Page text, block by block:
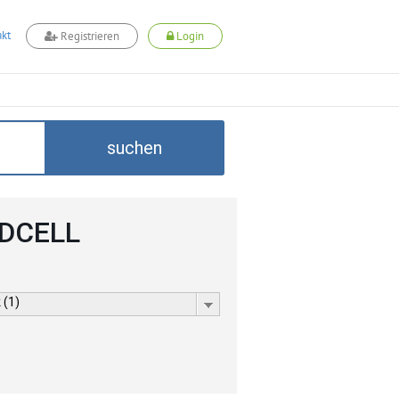
Registrieren Login
suchen
(1)